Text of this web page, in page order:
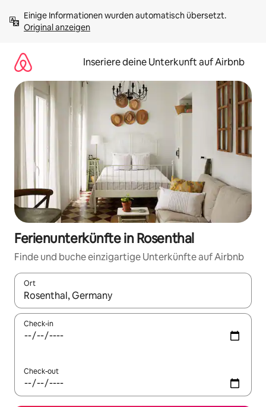
Inhalten
springenOriginal anzeigen
Inseriere deine Unterkunft auf Airbnb
Ferienunterkünfte in Rosenthal
Finde und buche einzigartige Unterkünfte auf Airbnb
Ort
Wenn Ergebnisse verfügbar sind, navigiere mit den
Check-in
Check-out